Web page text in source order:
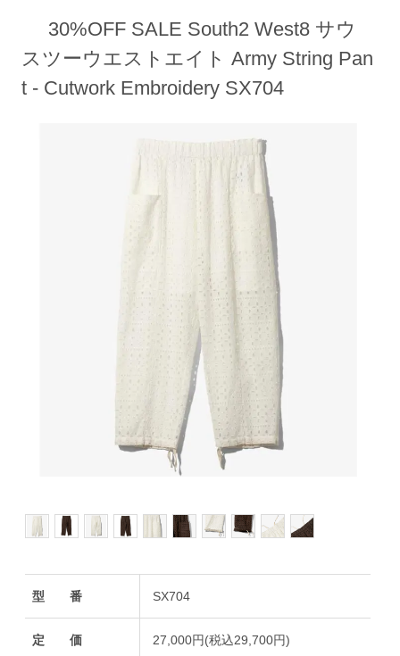
30%OFF SALE South2 West8 サウ
スツーウエストエイト Army String Pan
t - Cutwork Embroidery SX704
型 番 SX704
定 価 27,000円(税込29,700円)